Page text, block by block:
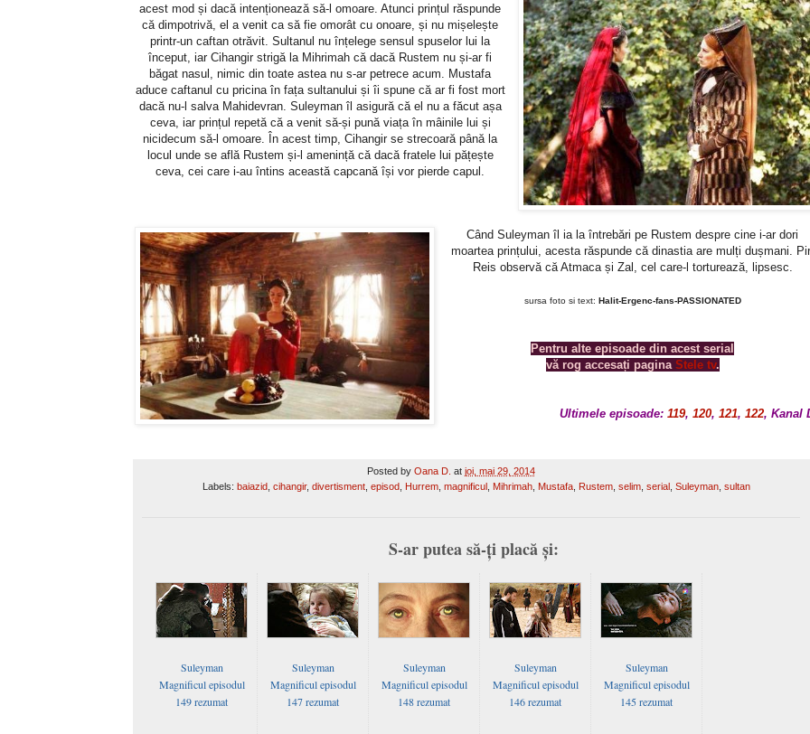
acest mod și dacă intenționează să-l omoare. Atunci prințul răspunde
că dimpotrivă, el a venit ca să fie omorât cu onoare, și nu mișelește
printr-un caftan otrăvit. Sultanul nu înțelege sensul spuselor lui la
început, iar Cihangir strigă la Mihrimah că dacă Rustem nu și-ar fi
băgat nasul, nimic din toate astea nu s-ar petrece acum. Mustafa
aduce caftanul cu pricina în fața sultanului și îi spune că ar fi fost mort
dacă nu-l salva Mahidevran. Suleyman îl asigură că el nu a făcut așa
ceva, iar prințul repetă că a venit să-și pună viața în mâinile lui și
nicidecum să-l omoare. În acest timp, Cihangir se strecoară până la
locul unde se află Rustem și-l amenință că dacă fratele lui pățește
ceva, cei care i-au întins această capcană își vor pierde capul.
Când Suleyman îl ia la întrebări pe Rustem despre cine i-ar dori
moartea prințului, acesta răspunde că dinastia are mulți dușmani.
Reis observă că Atmaca și Zal, cel care-l torturează, lipsesc.
sursa foto si text: Halit-Ergenc-fans-PASSIONATED
Pentru alte episoade din acest serial
vă rog accesați pagina Stele tv.
Ultimele episoade: 119, 120, 121, 122, Kanal
Posted by Oana D. at joi, mai 29, 2014
Labels: baiazid cihangir, divertisment episod Hurrem magnificul Mihrimah Mustafa Rustem selim serial Suleyman sultan
S-ar putea să-ți placă și:
Suleyman
Magnificul episodul
149 rezumat
Suleyman
Magnificul episodul
147 rezumat
Suleyman
Magnificul episodul
148 rezumat
Suleyman
Magnificul episodul
146 rezumat
Suleyman
Magnificul episodul
145 rezumat